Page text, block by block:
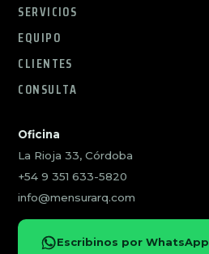
SERVICIOS
EQUIPO
CLIENTES
CONSULTA
Oficina
La Rioja 33, Córdoba
+54 9 351 633-5820
info@mensurarq.com
Escribinos por WhatsApp